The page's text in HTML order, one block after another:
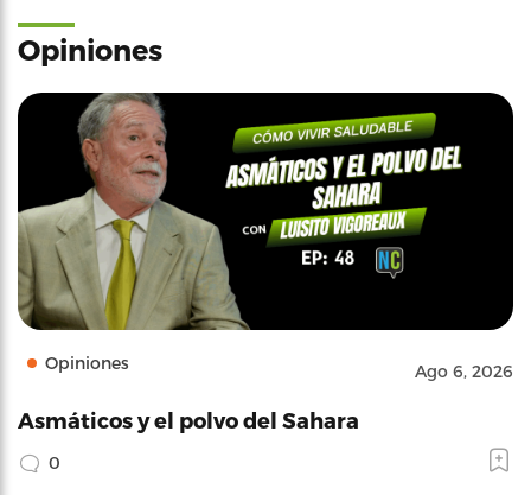
Opiniones
Opiniones Ago 6, 2026
Asmáticos y el polvo del Sahara
0